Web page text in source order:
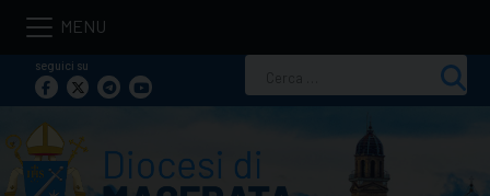
Skip
contentseguici su
per: